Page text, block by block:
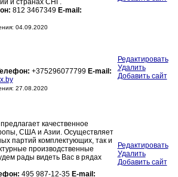
и странах СНГ.
812 3467349 E-mail:
04.09.2020
+375296077799 E-mail:
27.08.2020
Редактировать
Удалить
Добавить сайт
качественное
США и Азии. Осуществляет
партий комплектующих, так и
производственные
рады видеть Вас в рядах
495 987-12-35 E-mail:
Редактировать
Удалить
Добавить сайт